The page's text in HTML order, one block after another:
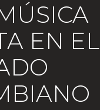
EN EL